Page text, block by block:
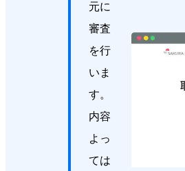
元に
審査
を行
いま
す。
内容
よっ
ては